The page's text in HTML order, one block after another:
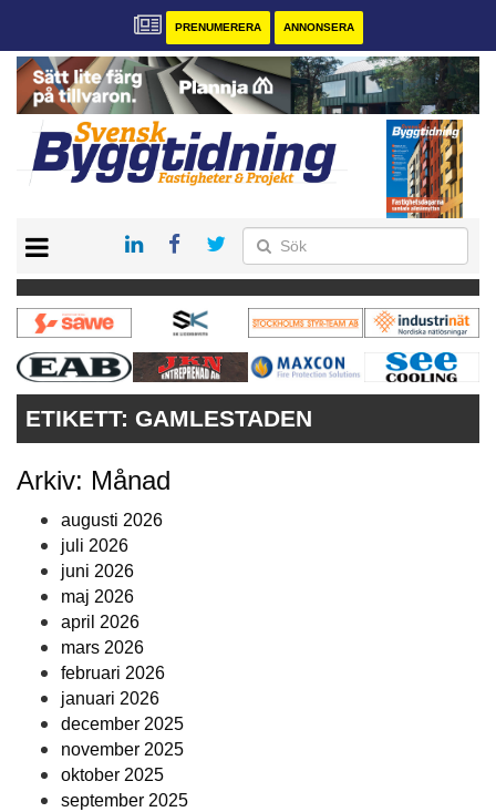
PRENUMERERA ANNONSERA
PRENUMERERA
VÅRA ANDRA MAGASIN
ANNONSERA
KONTAKT
ETIKETT: GAMLESTADEN
Arkiv: Månad
augusti 2026
juli 2026
juni 2026
maj 2026
april 2026
mars 2026
februari 2026
januari 2026
december 2025
november 2025
oktober 2025
september 2025